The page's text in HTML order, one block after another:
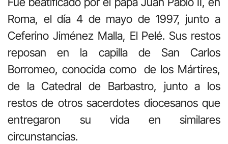
Roma, el día 4 de mayo de 1997, junto a
Ceferino Jiménez Malla, El Pelé. Sus restos
reposan en la capilla de San Carlos
Borromeo, conocida como de los Mártires,
de la Catedral de Barbastro, junto a los
restos de otros sacerdotes diocesanos que
entregaron su vida en similares
circunstancias.